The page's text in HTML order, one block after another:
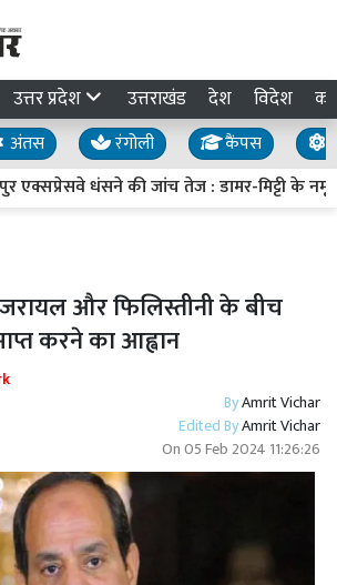
उत्तर प्रदेश उत्तराखंड देश विदेश
अंतस रंगोली कैंपस
धंसने की जांच तेज : डामर-मिट्टी के नमूने
और फिलिस्तीनी के बीच
करने का आह्वान
ByAmrit Vichar
Edited ByAmrit Vichar
On05 Feb 2024 11:26:26